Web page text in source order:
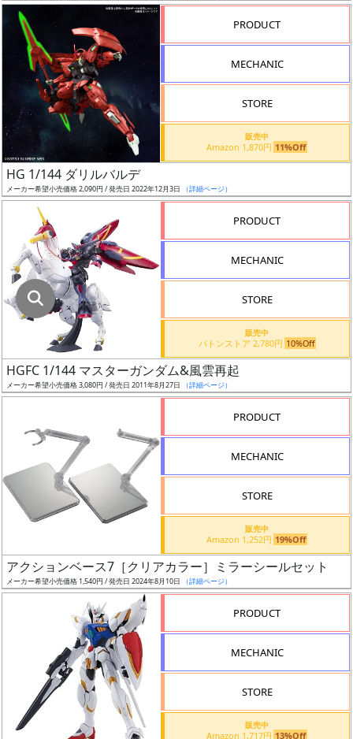
店
舗
が
最
安
表
示
ク
ス
ア
ラ
ス
ー
タ
ー
（β）
PRODUCT
MECHANIC
STORE
販売中
Amazon 1,870円 11%Off
HG 1/144 ダリルバルデ
メーカー希望小売価格 2,090円 / 発売日 2022年12月3日 （詳細ページ）
PRODUCT
MECHANIC
STORE
販売中
バトンストア 2,780円 10%Off
HGFC 1/144 マスターガンダム&風雲再起
メーカー希望小売価格 3,080円 / 発売日 2011年8月27日 （詳細ページ）
PRODUCT
MECHANIC
STORE
販売中
Amazon 1,252円 19%Off
アクションベース7［クリアカラー］ミラーシールセット
メーカー希望小売価格 1,540円 / 発売日 2024年8月10日 （詳細ページ）
PRODUCT
MECHANIC
STORE
販売中
Amazon 1,717円 13%Off